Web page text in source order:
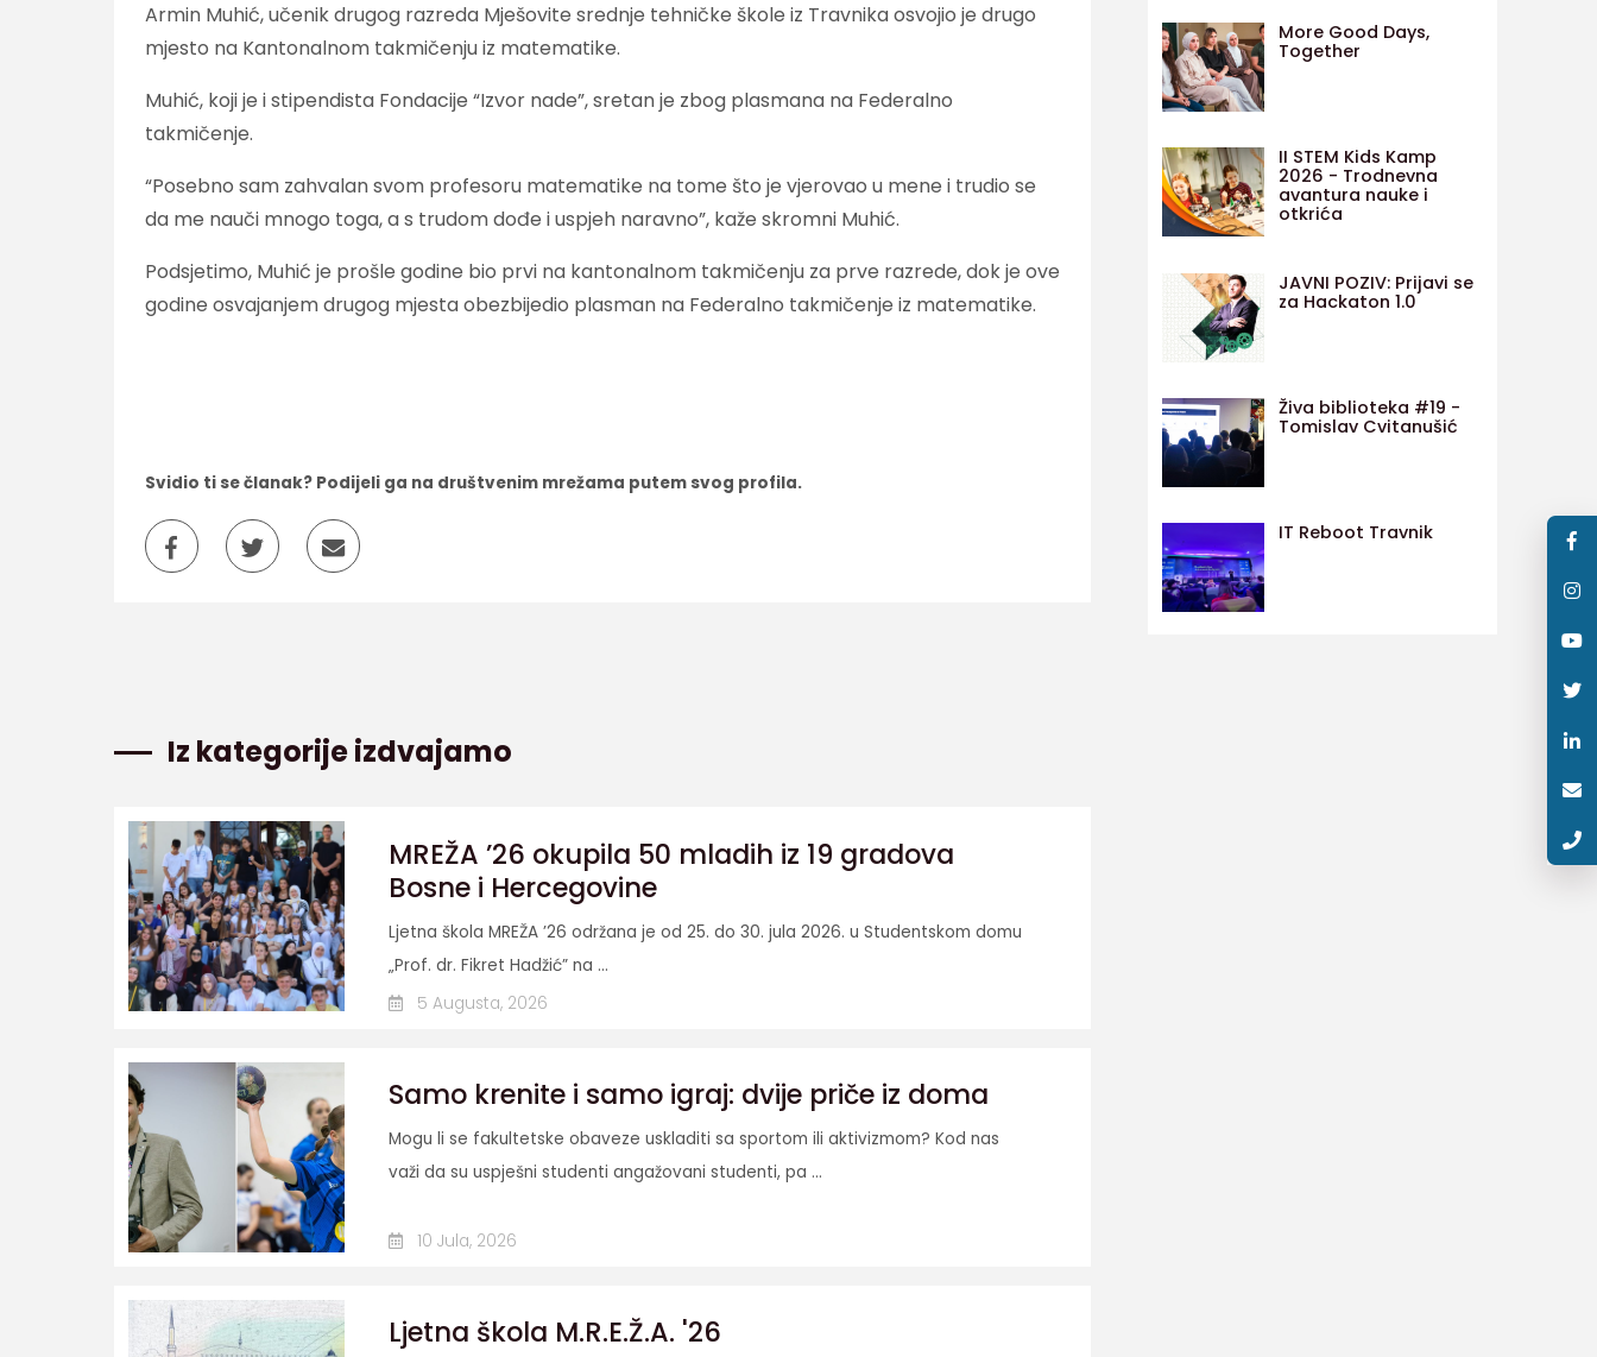
Armin Muhić, učenik drugog razreda Mješovite srednje tehničke škole iz Travnika osvojio je drugo
mjesto na Kantonalnom takmičenju iz matematike.
Muhić, koji je i stipendista Fondacije “Izvor nade”, sretan je zbog plasmana na Federalno
takmičenje.
“Posebno sam zahvalan svom profesoru matematike na tome što je vjerovao u mene i trudio se
da me nauči mnogo toga, a s trudom dođe i uspjeh naravno”, kaže skromni Muhić.
Podsjetimo, Muhić je prošle godine bio prvi na kantonalnom takmičenju za prve razrede, dok je ove
godine osvajanjem drugog mjesta obezbijedio plasman na Federalno takmičenje iz matematike.
Svidio ti se članak? Podijeli ga na društvenim mrežama putem svog profila.
Iz kategorije izdvajamo
MREŽA ’26 okupila 50 mladih iz 19 gradova
Bosne i Hercegovine
Ljetna škola MREŽA ’26 održana je od 25. do 30. jula 2026. u Studentskom domu
„Prof. dr. Fikret Hadžić” na ...
5 Augusta, 2026
Samo krenite i samo igraj: dvije priče iz doma
Mogu li se fakultetske obaveze uskladiti sa sportom ili aktivizmom? Kod nas
važi da su uspješni studenti angažovani studenti, pa ...
10 Jula, 2026
Ljetna škola M.R.E.Ž.A. '26
More Good Days,
Together
II STEM Kids Kamp
2026 - Trodnevna
avantura nauke i
otkrića
JAVNI POZIV: Prijavi se
za Hackaton 1.0
Živa biblioteka #19 -
Tomislav Cvitanušić
IT Reboot Travnik